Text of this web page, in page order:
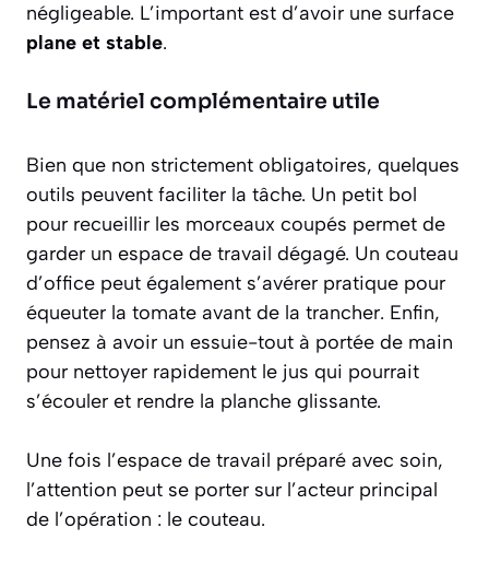
négligeable. L’important est d’avoir une surface
plane et stable.
Le matériel complémentaire utile
Bien que non strictement obligatoires, quelques
outils peuvent faciliter la tâche. Un petit bol
pour recueillir les morceaux coupés permet de
garder un espace de travail dégagé. Un couteau
d’office peut également s’avérer pratique pour
équeuter la tomate avant de la trancher. Enfin,
pensez à avoir un essuie-tout à portée de main
pour nettoyer rapidement le jus qui pourrait
s’écouler et rendre la planche glissante.
Une fois l’espace de travail préparé avec soin,
l’attention peut se porter sur l’acteur principal
de l’opération : le couteau.